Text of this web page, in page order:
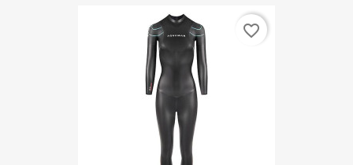
favorite_border